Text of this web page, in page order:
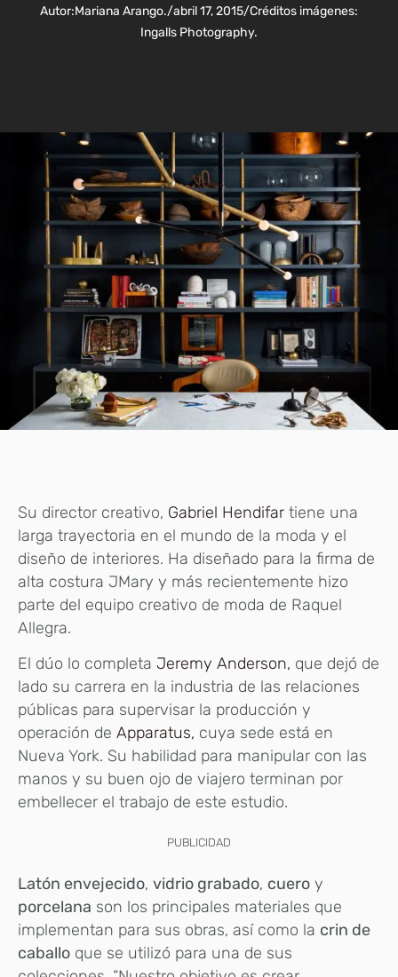
Autor:Mariana Arango./abril 17, 2015/Créditos imágenes:
Ingalls Photography.
Su director creativo, Gabriel Hendifar tiene una
larga trayectoria en el mundo de la moda y el
diseño de interiores. Ha diseñado para la firma de
alta costura JMary y más recientemente hizo
parte del equipo creativo de moda de Raquel
Allegra.
El dúo lo completa Jeremy Anderson, que dejó de
lado su carrera en la industria de las relaciones
públicas para supervisar la producción y
operación de Apparatus, cuya sede está en
Nueva York. Su habilidad para manipular con las
manos y su buen ojo de viajero terminan por
embellecer el trabajo de este estudio.
PUBLICIDAD
Latón envejecido, vidrio grabado, cuero y
porcelana son los principales materiales que
implementan para sus obras, así como la crin de
caballo que se utilizó para una de sus